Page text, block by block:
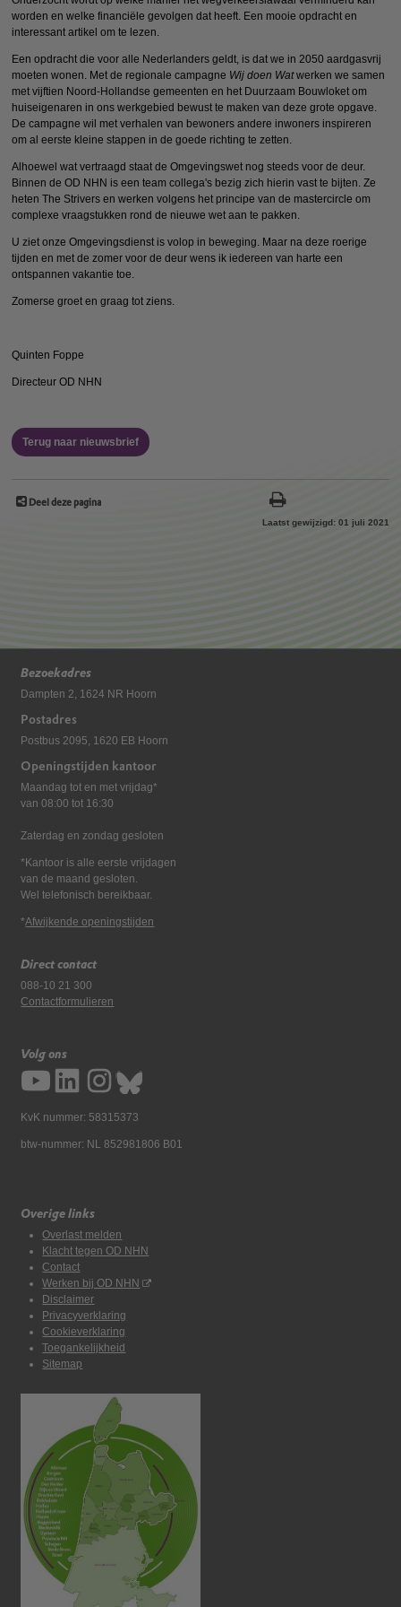
worden en welke financiële gevolgen dat heeft. Een mooie opdracht en
interessant artikel om te lezen.
Een opdracht die voor alle Nederlanders geldt, is dat we in 2050 aardgasvrij
moeten wonen. Met de regionale campagne Wij doen Wat werken we samen
met vijftien Noord-Hollandse gemeenten en het Duurzaam Bouwloket om
huiseigenaren in ons werkgebied bewust te maken van deze grote opgave.
De campagne wil met verhalen van bewoners andere inwoners inspireren
om al eerste kleine stappen in de goede richting te zetten.
Alhoewel wat vertraagd staat de Omgevingswet nog steeds voor de deur.
Binnen de OD NHN is een team collega's bezig zich hierin vast te bijten. Ze
heten The Strivers en werken volgens het principe van de mastercircle om
complexe vraagstukken rond de nieuwe wet aan te pakken.
U ziet onze Omgevingsdienst is volop in beweging. Maar na deze roerige
tijden en met de zomer voor de deur wens ik iedereen van harte een
ontspannen vakantie toe.
Zomerse groet en graag tot ziens.
Quinten Foppe
Directeur OD NHN
Terug naar nieuwsbrief
Deel deze pagina
Laatst gewijzigd: 01 juli 2021
Bezoekadres
Dampten 2, 1624 NR Hoorn
Postadres
Postbus 2095, 1620 EB Hoorn
Openingstijden kantoor
Maandag tot en met vrijdag*
van 08:00 tot 16:30
Zaterdag en zondag gesloten
*Kantoor is alle eerste vrijdagen
van de maand gesloten.
Wel telefonisch bereikbaar.
*Afwijkende openingstijden
Direct contact
088-10 21 300
Contactformulieren
Volg ons
KvK nummer: 58315373
btw-nummer: NL 852981806 B01
Overige links
Overlast melden
Klacht tegen OD NHN
Contact
Werken bij OD NHN
Disclaimer
Privacyverklaring
Cookieverklaring
Toegankelijkheid
Sitemap